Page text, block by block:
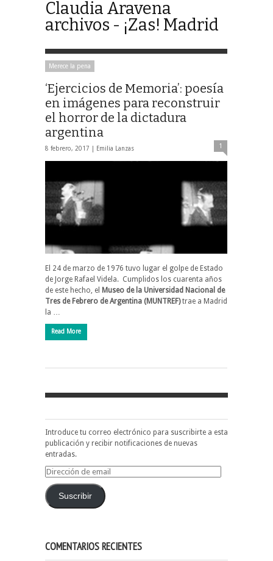
Claudia Aravena
archivos - ¡Zas! Madrid
Merece la pena
‘Ejercicios de Memoria’: poesía
en imágenes para reconstruir
el horror de la dictadura
argentina
8 febrero, 2017 | Emilia Lanzas 1
El 24 de marzo de 1976 tuvo lugar el golpe de Estado
de Jorge Rafael Videla. Cumplidos los cuarenta años
de este hecho, el Museo de la Universidad Nacional de
Tres de Febrero de Argentina (MUNTREF)trae a Madrid
la …
Read More
Introduce tu correo electrónico para suscribirte a esta
publicación y recibir notificaciones de nuevas
entradas.
Dirección
emailSuscribir
COMENTARIOS RECIENTES